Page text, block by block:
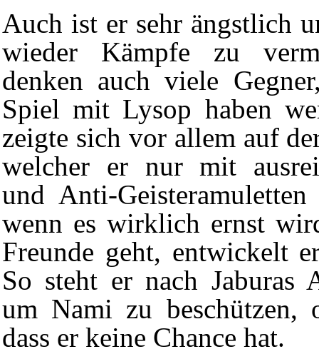
Auch ist er sehr ängstlich
wieder Kämpfe zu
denken auch viele
Spiel mit Lysop haben
zeigte sich vor allem auf
welcher er nur mit
und Anti-
wenn es wirklich ernst
Freunde geht, entwickelt
So steht er nach Jaburas
um Nami zu beschützen,
dass er keine Chance hat.